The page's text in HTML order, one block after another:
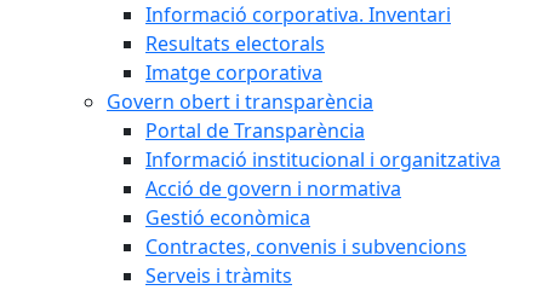
Informació corporativa. Inventari
Resultats electorals
Imatge corporativa
Govern obert i transparència
Portal de Transparència
Informació institucional i organitzativa
Acció de govern i normativa
Gestió econòmica
Contractes, convenis i subvencions
Serveis i tràmits